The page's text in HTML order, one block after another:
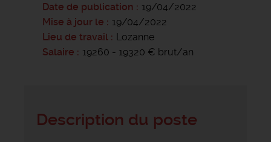
Date de publication
19/04/2022
Mise à jour le
19/04/2022
Lieu de travail
Lozanne
Salaire
19260 - 19320 € brut/an
Description du poste